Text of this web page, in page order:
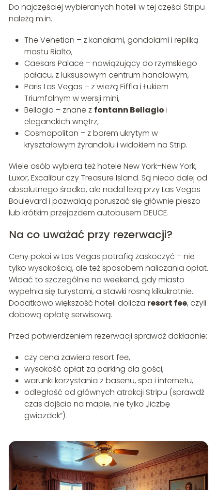
Do najczęściej wybieranych hoteli w tej części Stripu
należą m.in.:
The Venetian – z kanałami, gondolami i repliką
mostu Rialto,
Caesars Palace – nawiązujący do rzymskiego
pałacu, z luksusowym centrum handlowym,
Paris Las Vegas – z wieżą Eiffla i Łukiem
Triumfalnym w wersji mini,
Bellagio – znane z fontann Bellagio i
eleganckich wnętrz,
Cosmopolitan – z barem ukrytym w
kryształowym żyrandolu i widokiem na Strip.
Wiele osób wybiera też hotele New York–New York,
Luxor, Excalibur czy Treasure Island. Są nieco dalej od
absolutnego środka, ale nadal leżą przy Las Vegas
Boulevard i pozwalają poruszać się głównie pieszo
lub krótkim przejazdem autobusem DEUCE.
Na co uważać przy rezerwacji?
Ceny pokoi w Las Vegas potrafią zaskoczyć – nie
tylko wysokością, ale też sposobem naliczania opłat.
Widać to szczególnie na weekend, gdy miasto
wypełnia się turystami, a stawki rosną kilkukrotnie.
Dodatkowo większość hoteli dolicza resort fee, czyli
dobową opłatę serwisową.
Przed potwierdzeniem rezerwacji sprawdź dokładnie:
czy cena zawiera resort fee,
wysokość opłat za parking dla gości,
warunki korzystania z basenu, spa i internetu,
odległość od głównych atrakcji Stripu (sprawdź
czas dojścia na mapie, nie tylko „liczbę
gwiazdek”).